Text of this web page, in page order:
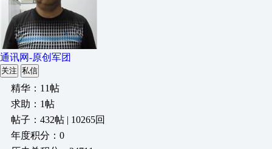
通讯网-原创军团
关注 私信
精华：11帖
求助：1帖
帖子：432帖 | 10265回
年度积分：0